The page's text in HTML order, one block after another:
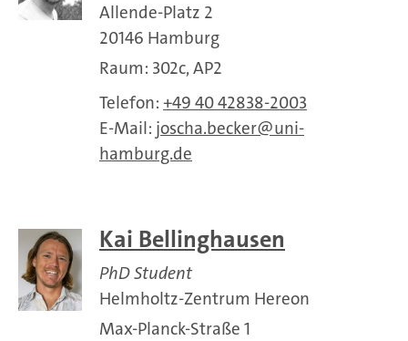
Allende-Platz 2
20146 Hamburg
Raum: 302c, AP2
Telefon: +49 40 42838-2003
E-Mail: joscha.becker
uni-
hamburg.de
Kai Bellinghausen
PhD Student
Helmholtz-Zentrum Hereon
Max-Planck-Straße 1